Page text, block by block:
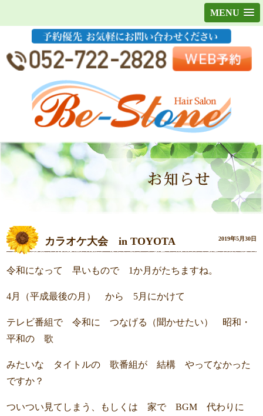
MENU
2019年5月30日
カラオケ大会 in TOYOTA
令和になって 早いもので 1か月がたちますね。
4月（平成最後の月） から 5月にかけて
テレビ番組で 令和に つなげる（聞かせたい） 昭和・
平和の 歌
みたいな タイトルの 歌番組が 結構 やってなかった
ですか？
ついつい見てしまう、もしくは 家で BGM 代わりに